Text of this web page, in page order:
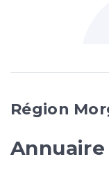
Région
Annuaire